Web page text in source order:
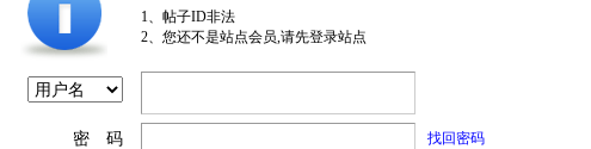
1、帖子ID非法
2、您还不是站点会员,请先登录站点
密 码 找回密码